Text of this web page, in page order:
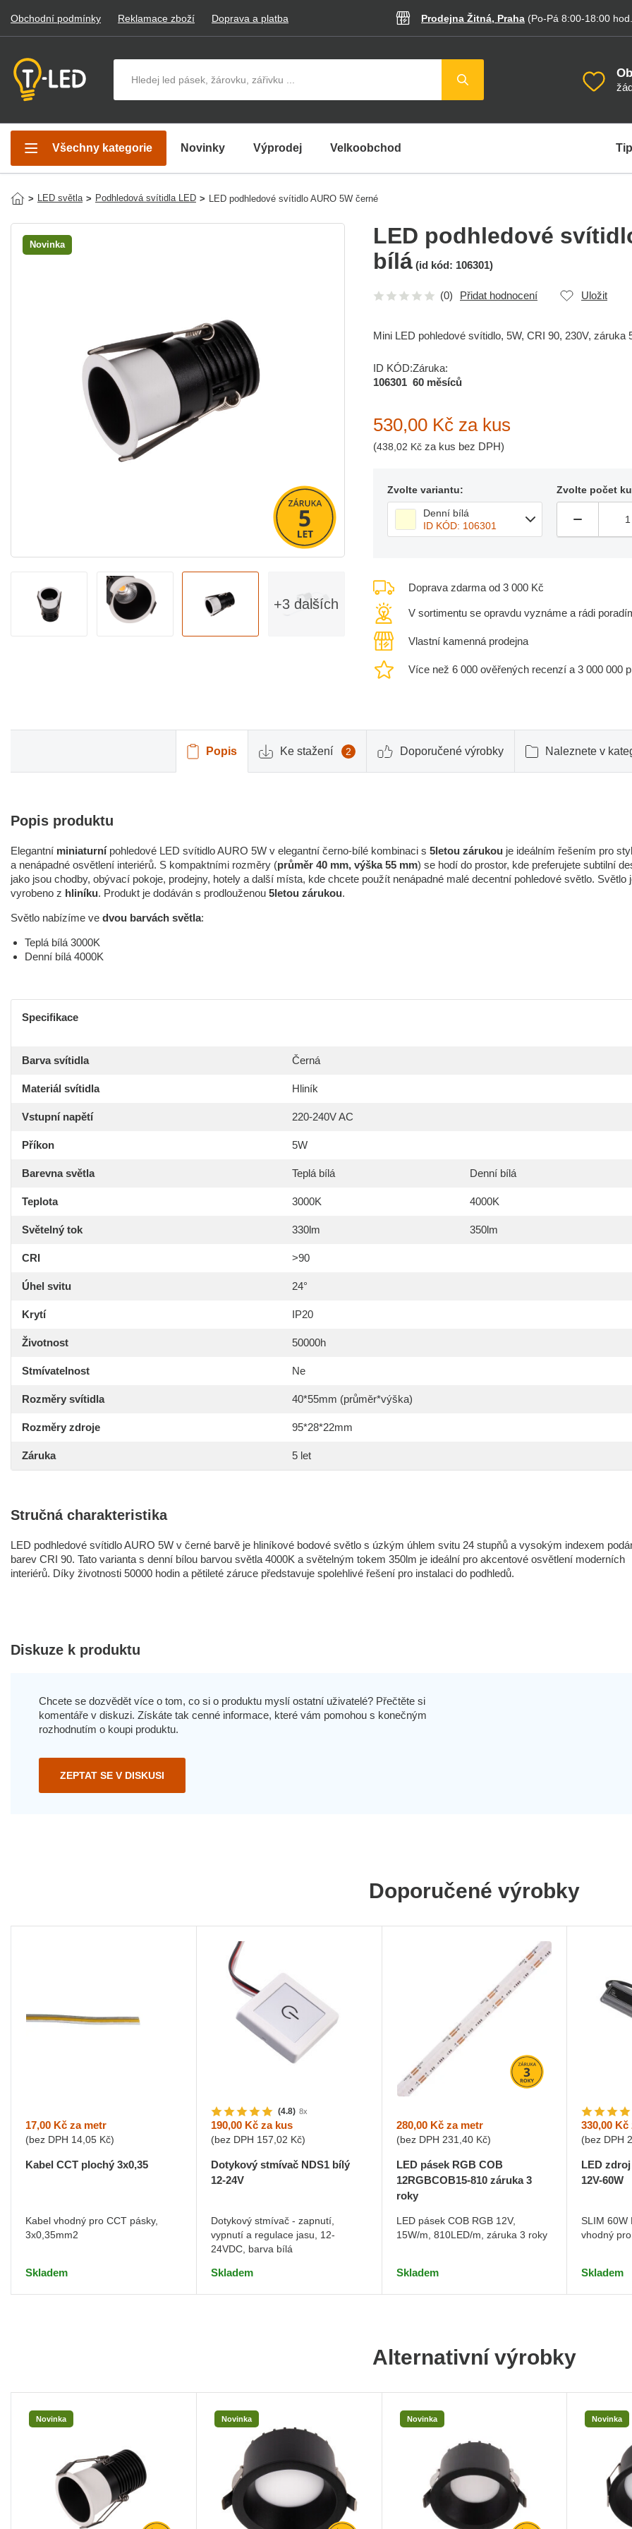
Obchodní podmínky Reklamace zboží Doprava a platba Prodejna Žitná, Praha (Po-Pá 8:00-18:00 hod.
Všechny kategorie Novinky Výprodej Velkoobchod
> LED světla > Podhledová svítidla LED > LED podhledové svítidlo AURO 5W černé
Novinka
+3 dalších
LED podhledové
bílá (id kód: 106301)
(0) Přidat hodnocení Uložit
Mini LED pohledové svítidlo, 5W, CRI 90, 230V, záruka
ID KÓD:
106301
Záruka:
60 měsíců
530,00 Kč za kus
(438,02 Kč za kus bez DPH)
Zvolte variantu:
Denní bílá
ID KÓD: 106301
Zvolte počet
Doprava zdarma od 3 000 Kč
V sortimentu se opravdu vyznáme a rádi
Vlastní kamenná prodejna
Více než 6 000 ověřených recenzí a 3 000 000
Popis Ke stažení 2 Doporučené výrobky Naleznete v
Popis produktu
Elegantní miniaturní pohledové LED svítidlo AURO 5W v elegantní černo-bílé kombinaci s 5letou zárukou je ideálním řešením pro
a nenápadné osvětlení interiérů. S kompaktními rozměry (průměr 40 mm, výška 55 mm) se hodí do prostor, kde preferujete subtilní
jako jsou chodby, obývací pokoje, prodejny, hotely a další místa, kde chcete použít nenápadné malé decentní pohledové světlo. Světlo
vyrobeno z hliníku. Produkt je dodáván s prodlouženou 5letou zárukou.
Světlo nabízíme ve dvou barvách světla:
Teplá bílá 3000K
Denní bílá 4000K
Specifikace
Barva svítidla Černá
Materiál svítidla Hliník
Vstupní napětí 220-240V AC
Příkon 5W
Barevna světla Teplá bílá Denní bílá
Teplota 3000K 4000K
Světelný tok 330lm 350lm
CRI >90
Úhel svitu 24°
Krytí IP20
Životnost 50000h
Stmívatelnost Ne
Rozměry svítidla 40*55mm (průměr*výška)
Rozměry zdroje 95*28*22mm
Záruka 5 let
Stručná charakteristika
LED podhledové svítidlo AURO 5W v černé barvě je hliníkové bodové světlo s úzkým úhlem svitu 24 stupňů a vysokým indexem
barev CRI 90. Tato varianta s denní bílou barvou světla 4000K a světelným tokem 350lm je ideální pro akcentové osvětlení moderních
interiérů. Díky životnosti 50000 hodin a pětileté záruce představuje spolehlivé řešení pro instalaci do podhledů.
Diskuze k produktu
Chcete se dozvědět více o tom, co si o produktu myslí ostatní uživatelé? Přečtěte si
komentáře v diskuzi. Získáte tak cenné informace, které vám pomohou s konečným
rozhodnutím o koupi produktu.
ZEPTAT SE V DISKUSI
Doporučené výrobky
17,00 Kč za metr
(bez DPH 14,05 Kč)
Kabel CCT plochý 3x0,35
Kabel vhodný pro CCT pásky,
3x0,35mm2
Skladem
(4.8) 8x
190,00 Kčza kus
(bez DPH 157,02 Kč)
Dotykový stmívač NDS1 bílý
12-24V
Dotykový stmívač - zapnutí,
vypnutí a regulace jasu, 12-
24VDC, barva bílá
Skladem
280,00 Kčza metr
(bez DPH 231,40 Kč)
LED pásek RGB COB
12RGBCOB15-810 záruka 3
roky
LED pásek COB RGB 12V,
15W/m, 810LED/m, záruka 3 roky
Skladem
330,00 Kč
(bez DPH
LED zdroj
12V-60W
SLIM 60W
vhodný
Skladem
Alternativní výrobky
Novinka Novinka Novinka Novinka